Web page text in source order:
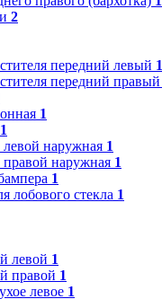
2
передний левый 1
передний правый
1
1
левой наружная 1
правой наружная 1
1
лобового стекла 1
левой 1
правой 1
левое 1